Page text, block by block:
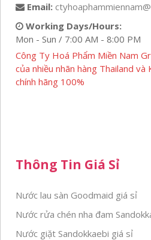
Email:
Working Days/Hours:
Mon - Sun / 7:00 AM - 8:00 PM
Công Ty Hoá Phẩm Miền Nam
của nhiều nhãn hàng Thailand
chính hãng 100%
Thông Tin Giá Sỉ
Nước lau sàn Goodmaid giá sỉ
Nước rửa chén nha đam
Nước giặt Sandokkaebi giá sỉ